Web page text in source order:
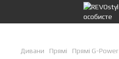
Дивани Прямі Прямі G-Power